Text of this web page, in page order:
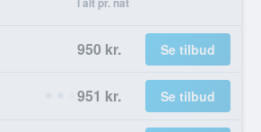
950 kr. Se tilbud
951 kr. Se tilbud